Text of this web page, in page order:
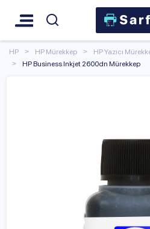
HP HP Mürekkep HP Yazıcı
HP Business Inkjet 2600dn Mürekkep